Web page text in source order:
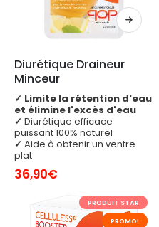
Diurétique Draineur
Minceur
✓ Limite la rétention d'eau
et élimine l'excès d'eau
✓ Diurétique efficace
puissant 100% naturel
✓ Aide à obtenir un ventre
plat
36,90€
PRODUIT STAR
PROMO!